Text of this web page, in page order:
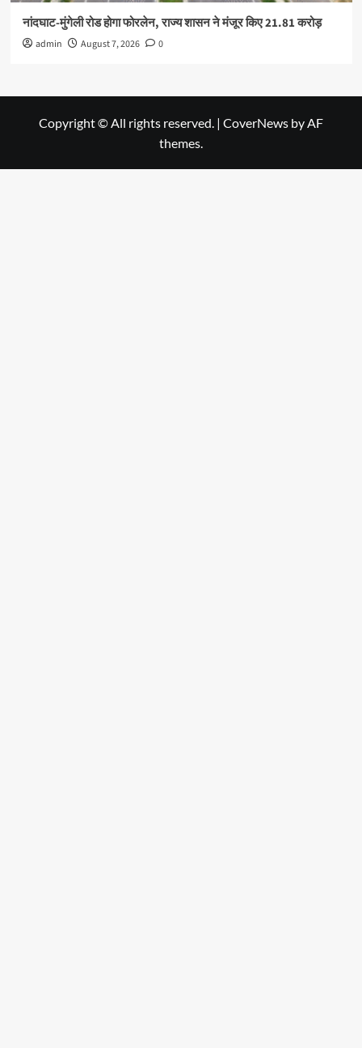
नांदघाट-मुंगेली रोड होगा फोरलेन, राज्य शासन ने मंजूर किए 21.81 करोड़
admin August 7, 2026 0
Copyright © All rights reserved. | CoverNews by AF
themes.